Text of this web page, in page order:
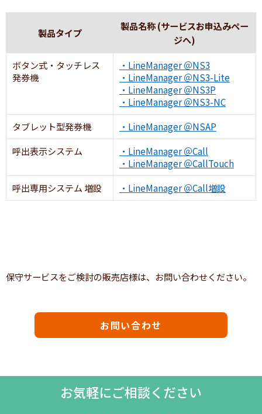
製品タイプ
製品名称 (サービスお申込みペー
ジへ)
ボタン式・タッチレス
発券機
・LineManager ＠NS3
・LineManager ＠NS3-Lite
・LineManager ＠NS3P
・LineManager ＠NS3-NC
タブレット型発券機
・LineManager ＠NSAP
呼出表示システム
・LineManager ＠Call
・LineManager ＠CallTouch
呼出専用システム 増設
・LineManager ＠Call増設
保守サービスをご検討の販売店様は、お問い合わせください。
お問い合わせ
お気軽にご相談ください